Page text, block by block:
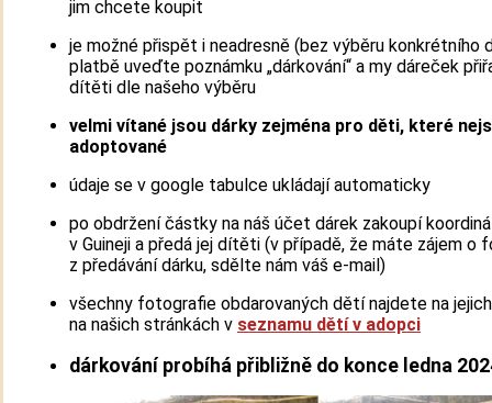
jim chcete koupit
je možné přispět i neadresně (bez výběru konkrétního
platbě uveďte poznámku „dárkování“ a my dáreček
dítěti dle našeho výběru
velmi vítané jsou dárky zejména pro děti, které
adoptované
údaje se v google tabulce ukládají automaticky
po obdržení částky na náš účet dárek zakoupí
v Guineji a předá jej dítěti (v případě, že máte zájem o
z předávání dárku, sdělte nám váš e-mail)
všechny fotografie obdarovaných dětí najdete na
na našich stránkách v seznamu dětí v adopci
dárkování probíhá přibližně do konce ledna